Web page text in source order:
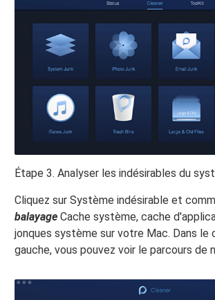
Étape 3. Analyser les indésirables du
Cliquez sur Système indésirable et
balayageCache système, cache
jonques système sur votre Mac. Dans le
gauche, vous pouvez voir le parcours de